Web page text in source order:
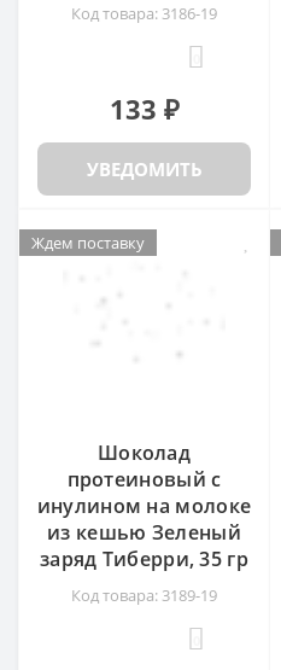
Код товара: 3186-19
133 ₽
УВЕДОМИТЬ
Ждем поставку
Шоколад
протеиновый с
инулином на молоке
из кешью Зеленый
заряд Тиберри, 35 гр
Код товара: 3189-19